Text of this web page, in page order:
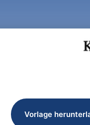
Vorlage